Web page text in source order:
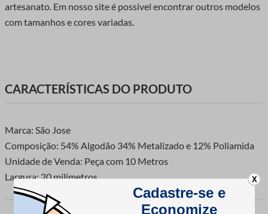
artesanato. Em nosso site é possivel encontrar outros modelos
com tamanhos e cores variadas.
CARACTERÍSTICAS DO PRODUTO
Marca: São Jose
Composição: 54% Algodão 34% Metalizado e 12% Poliamida
Unidade de Venda: Peça com 10 Metros
Largura: 20 milimetros.
X